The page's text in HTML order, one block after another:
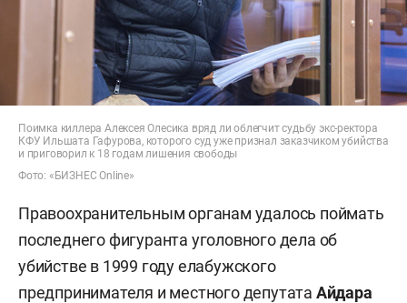
Поимка киллера Алексея Олесика вряд ли облегчит судьбу экс-ректора
КФУ Ильшата Гафурова, которого суд уже признал заказчиком убийства
и приговорил к 18 годам лишения свободы
Фото: «БИЗНЕС Online»
Правоохранительным органам удалось поймать
последнего фигуранта уголовного дела об
убийстве в 1999 году елабужского
предпринимателя и местного депутата Айдара